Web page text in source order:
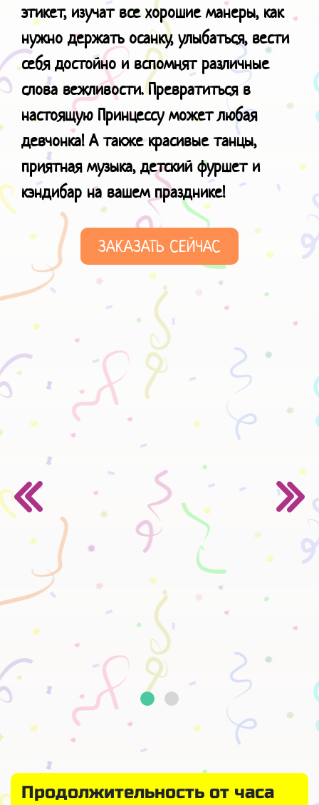
этикет, изучат все хорошие манеры, как
нужно держать осанку, улыбаться, вести
себя достойно и вспомнят различные
слова вежливости. Превратиться в
настоящую Принцессу может любая
девчонка! А также красивые танцы,
приятная музыка, детский фуршет и
кэндибар на вашем празднике!
ЗАКАЗАТЬ СЕЙЧАС
Продолжительность от часа